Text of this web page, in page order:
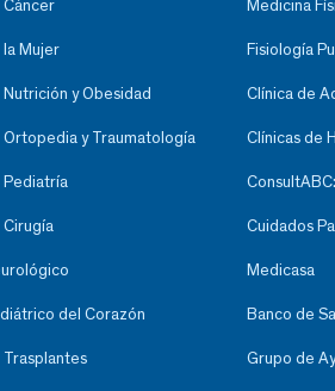
Mujer
y Obesidad
y Traumatología
del Corazón
Medicina
Fisiología
Clínica de
Clínicas de
Cuidados
Medicasa
Banco de
Grupo de